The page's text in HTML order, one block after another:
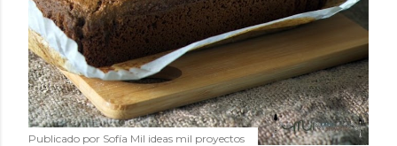
Publicado por Sofía Mil ideas mil proyectos